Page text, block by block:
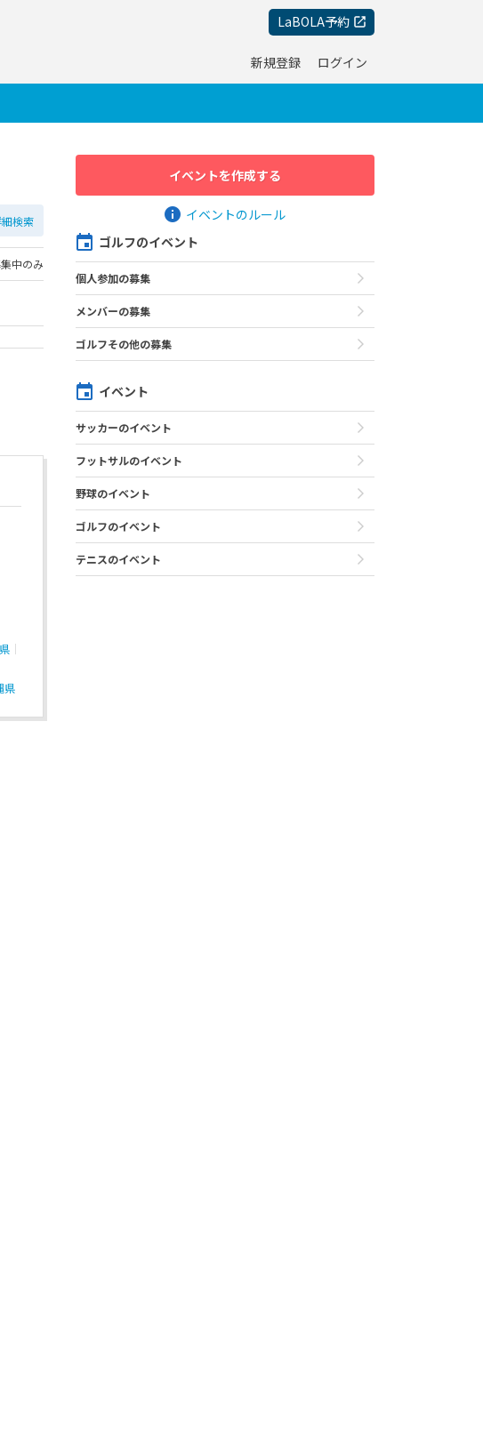
LaBOLA予約
新規登録 ログイン
検索
中のみ
県
イベントを作成する
イベントのルール
ゴルフのイベント
個人参加の募集
メンバーの募集
ゴルフその他の募集
イベント
サッカーのイベント
フットサルのイベント
野球のイベント
ゴルフのイベント
テニスのイベント